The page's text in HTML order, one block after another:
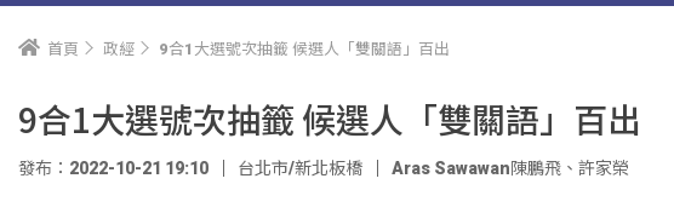
首頁 政經 9合1大選號次抽籤 候選人「雙關語」百出
9合1大選號次抽籤 候選人「雙關語」百出
發布：2022-10-21 19:10 台北市/新北板橋 Aras Sawawan陳鵬飛 、 許家榮